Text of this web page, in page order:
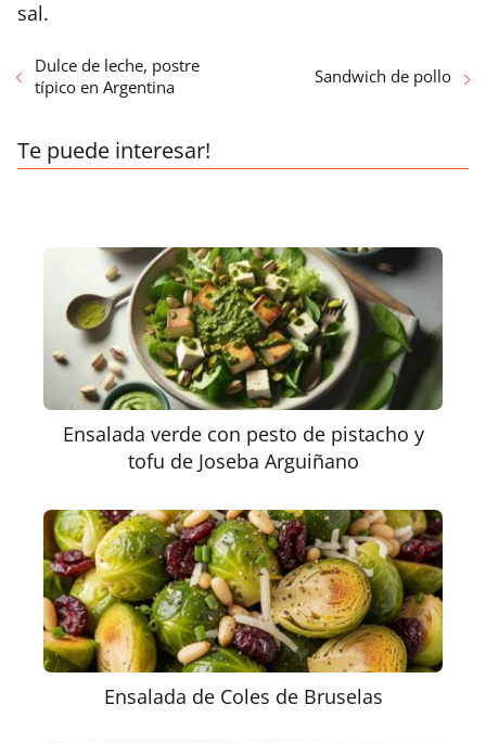
sal.
Dulce de leche, postre
típico en Argentina
Sandwich de pollo
Te puede interesar!
Ensalada verde con pesto de pistacho y
tofu de Joseba Arguiñano
Ensalada de Coles de Bruselas